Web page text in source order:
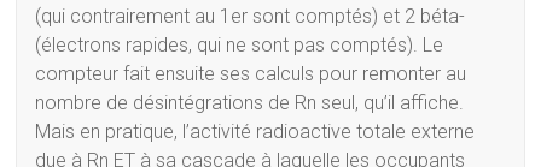
(qui contrairement au 1er sont comptés) et 2 béta-
(électrons rapides, qui ne sont pas comptés). Le
compteur fait ensuite ses calculs pour remonter au
nombre de désintégrations de Rn seul, qu’il affiche.
Mais en pratique, l’activité radioactive totale externe
due à Rn ET à sa cascade à laquelle les occupants